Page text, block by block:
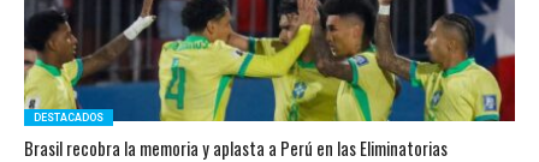
DESTACADOS
Brasil recobra la memoria y aplasta a Perú en las Eliminatorias